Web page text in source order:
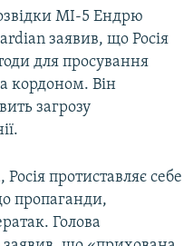
МІ-5 Ендрю
заявив, що Росія
для просування
кордоном. Він
загрозу
протиставляє себе
пропаганди,
Голова